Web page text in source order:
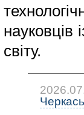
науковців
світу.